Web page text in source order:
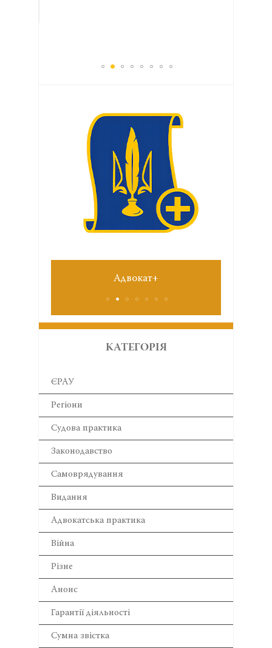
№6 червень 2026
КАТЕГОРІЯ
ЄРАУ
Регіони
Cудова практика
Законодавство
Самоврядування
Видання
Адвокатська практика
Війна
Різне
Анонс
Гарантії діяльності
Сумна звістка